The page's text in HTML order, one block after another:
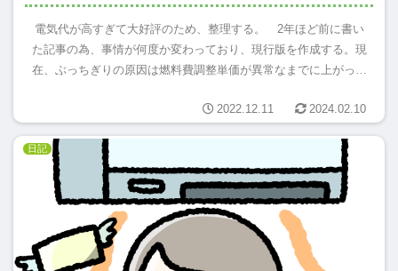
電気代が高すぎて大好評のため、整理する。 2年ほど前に書い
た記事の為、事情が何度か変わっており、現行版を作成する。現
在、ぶっちぎりの原因は燃料費調整単価が異常なまでに上がって
って我が...2022.12.11 2024.02.10
日記